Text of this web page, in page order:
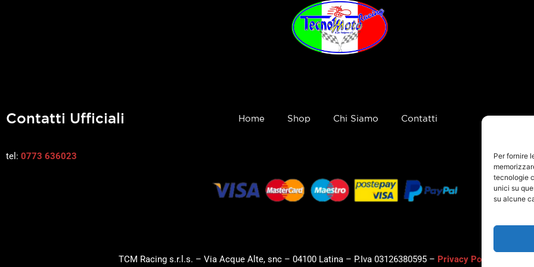
Per fornire
tecnologie
unici su
su alcune
Contatti Ufficiali
tel: 0773 636023
Home Shop Chi Siamo Contatti
TCM Racing s.r.l.s. – Via Acque Alte, snc – 04100 Latina – P.Iva 03126380595 – Privacy Policy